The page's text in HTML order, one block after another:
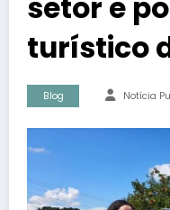
setor e
turístico
Blog Notícia